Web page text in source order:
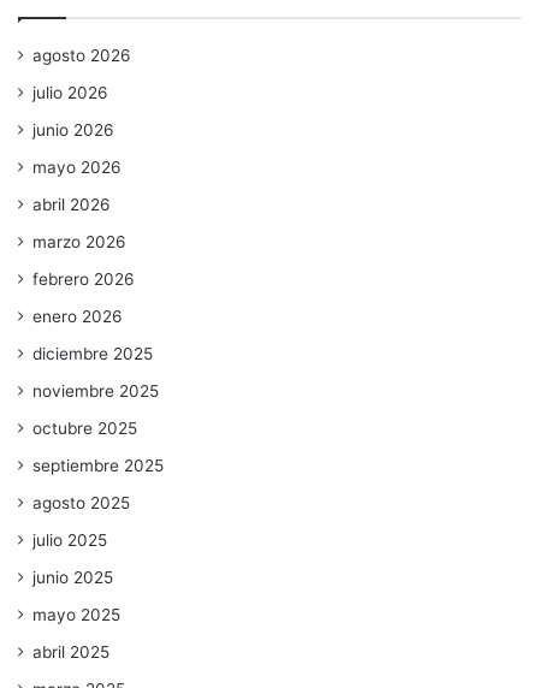
agosto 2026
julio 2026
junio 2026
mayo 2026
abril 2026
marzo 2026
febrero 2026
enero 2026
diciembre 2025
noviembre 2025
octubre 2025
septiembre 2025
agosto 2025
julio 2025
junio 2025
mayo 2025
abril 2025